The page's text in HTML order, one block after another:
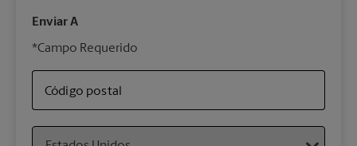
Enviar A
*Campo Requerido
Código postal